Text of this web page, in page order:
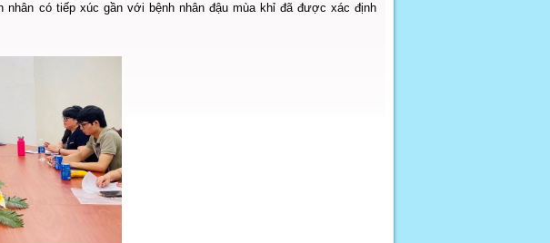
nhân có tiếp xúc gần với bệnh nhân đậu mùa khỉ đã được xác định